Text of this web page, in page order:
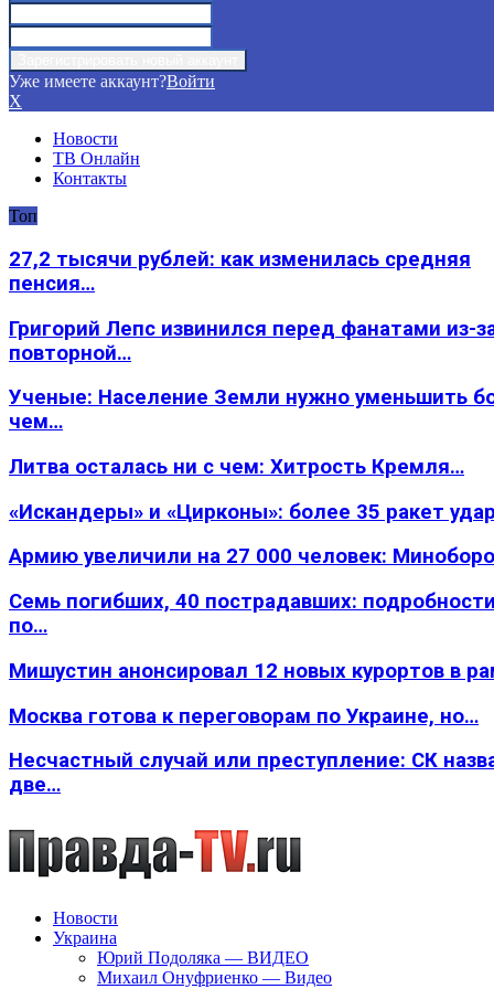
Уже имеете аккаунт?Войти
X
Новости
ТВ Онлайн
Контакты
Топ
27,2 тысячи рублей: как изменилась средняя
пенсия…
Григорий Лепс извинился перед фанатами из-
повторной…
Ученые: Население Земли нужно уменьшить
чем…
Литва осталась ни с чем: Хитрость Кремля…
«Искандеры» и «Цирконы»: более 35 ракет
Армию увеличили на 27 000 человек:
Семь погибших, 40 пострадавших:
по…
Мишустин анонсировал 12 новых курортов в
Москва готова к переговорам по Украине, но…
Несчастный случай или преступление: СК
две…
Новости
Украина
Юрий Подоляка — ВИДЕО
Михаил Онуфриенко — Видео